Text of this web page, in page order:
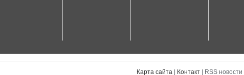
Карта сайта Контакт | RSS новости |